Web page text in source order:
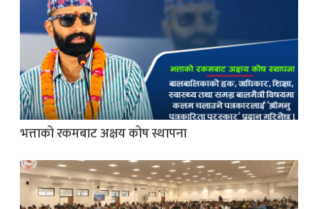
भत्ताको रकमबाट अक्षय कोष स्थापना